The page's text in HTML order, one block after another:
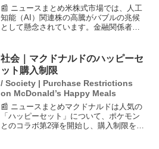
📰 ニュースまとめ米株式市場では、人工
知能（AI）関連株の高騰がバブルの兆候
として懸念されています。金融関係者
戒しています。しかし、FRB副議長はAI
バブルと判断し...
社会｜マクドナルドのハッピーセ
ット購入制限
/ Society | Purchase Restrictions
on McDonald’s Happy Meals
📰 ニュースまとめマクドナルドは人気の
「ハッピーセット」について、ポケモン
とのコラボ第2弾を開始し、購入制限を設